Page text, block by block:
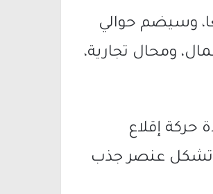
نحو 31,532 مترًا مربعًا، وسيضم حوالي
ومحال تجارية،
حركة إقلاع
تشكل عنصر جذب